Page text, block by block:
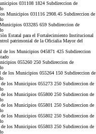
031108 1824 Subdireccion de
Municipios 031116 2908.45 Subdireccion de
033285 659 Subdireccion de
Estatal para el Fortalecimiento Institucional
patrimonial de la Oficialia Mayor del
de los Municipios 045871 425 Subdireccion
055260 250 Subdireccion de
los Municipios 055264 150 Subdireccion de
los Municipios 055273 250 Subdireccion de
los Municipios 055800 250 Subdireccion de
los Municipios 055801 250 Subdireccion de
los Municipios 055802 250 Subdireccion de
los Municipios 055803 250 Subdireccion de